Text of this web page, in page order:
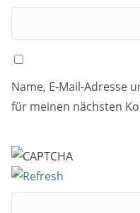
Name, E-Mail-Adresse
für meinen nächsten